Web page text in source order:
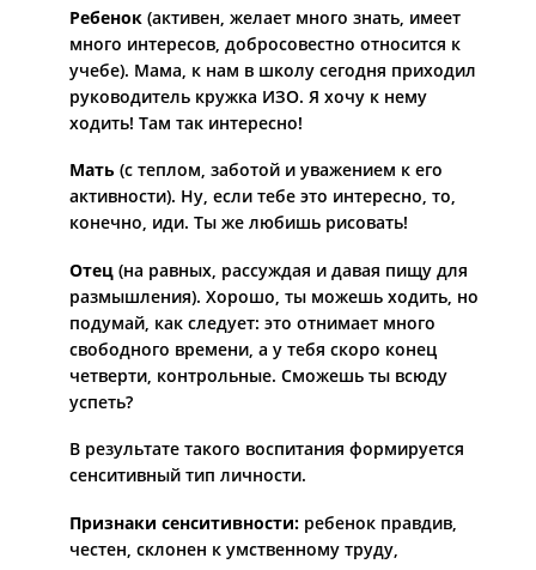
Ребенок (активен, желает много знать, имеет
много интересов, добросовестно относится к
учебе). Мама, к нам в школу сегодня приходил
руководитель кружка ИЗО. Я хочу к нему
ходить! Там так интересно!
Мать (с теплом, заботой и уважением к его
активности). Ну, если тебе это интересно, то,
конечно, иди. Ты же любишь рисовать!
Отец (на равных, рассуждая и давая пищу для
размышления). Хорошо, ты можешь ходить, но
подумай, как следует: это отнимает много
свободного времени, а у тебя скоро конец
четверти, контрольные. Сможешь ты всюду
успеть?
В результате такого воспитания формируется
сенситивный тип личности.
Признаки сенситивности: ребенок правдив,
честен, склонен к умственному труду,